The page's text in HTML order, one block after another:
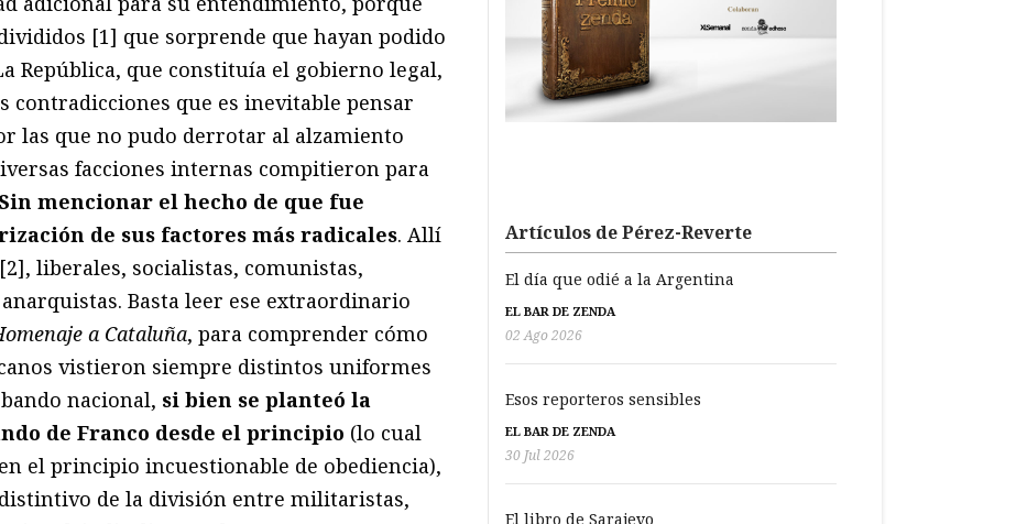
[1] que sorprende que hayan podido
República, que constituía el gobierno legal,
contradicciones que es inevitable pensar
las que no pudo derrotar al alzamiento
facciones internas compitieron para
mencionar el hecho de que fue
de sus factores más radicales. Allí
liberales, socialistas, comunistas,
Basta leer ese extraordinario
a Cataluña, para comprender cómo
vistieron siempre distintos uniformes
nacional, si bien se planteó la
de Franco desde el principio (lo cual
el principio incuestionable de obediencia),
de la división entre militaristas,
Artículos de Pérez-Reverte
El día que odié a la Argentina
EL BAR DE ZENDA
02 Ago 2026
Esos reporteros sensibles
EL BAR DE ZENDA
30 Jul 2026
El libro de Sarajevo